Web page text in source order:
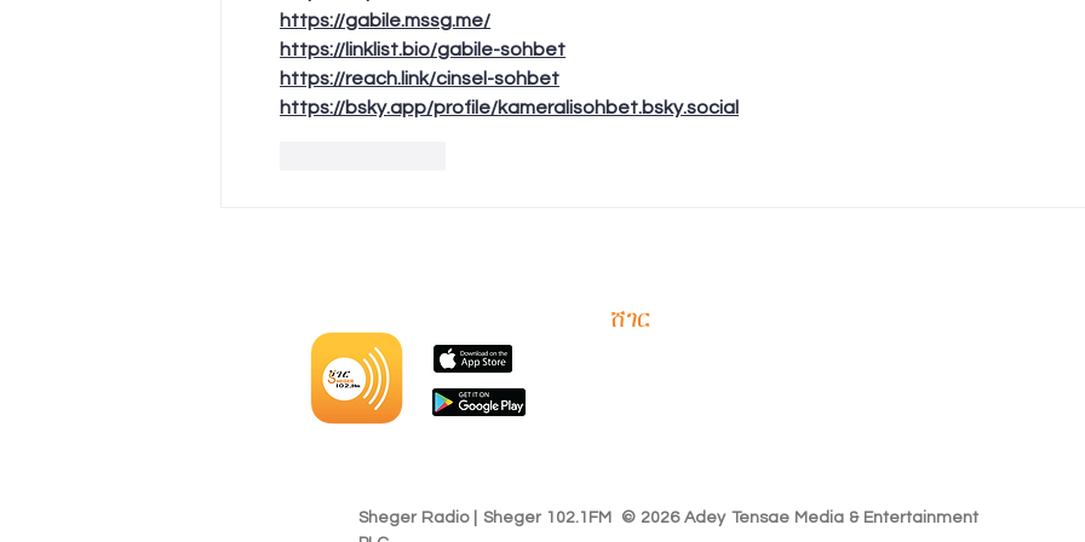
https://gabile.mssg.me/
https://linklist.bio/gabile-sohbet
https://reach.link/cinsel-sohbet
https://bsky.app/profile/kameralisohbet.bsky.social
ሸገር
102.1
Sheger Radio | Sheger 102.1FM © 2026 Adey Tensae Media & Entertainment